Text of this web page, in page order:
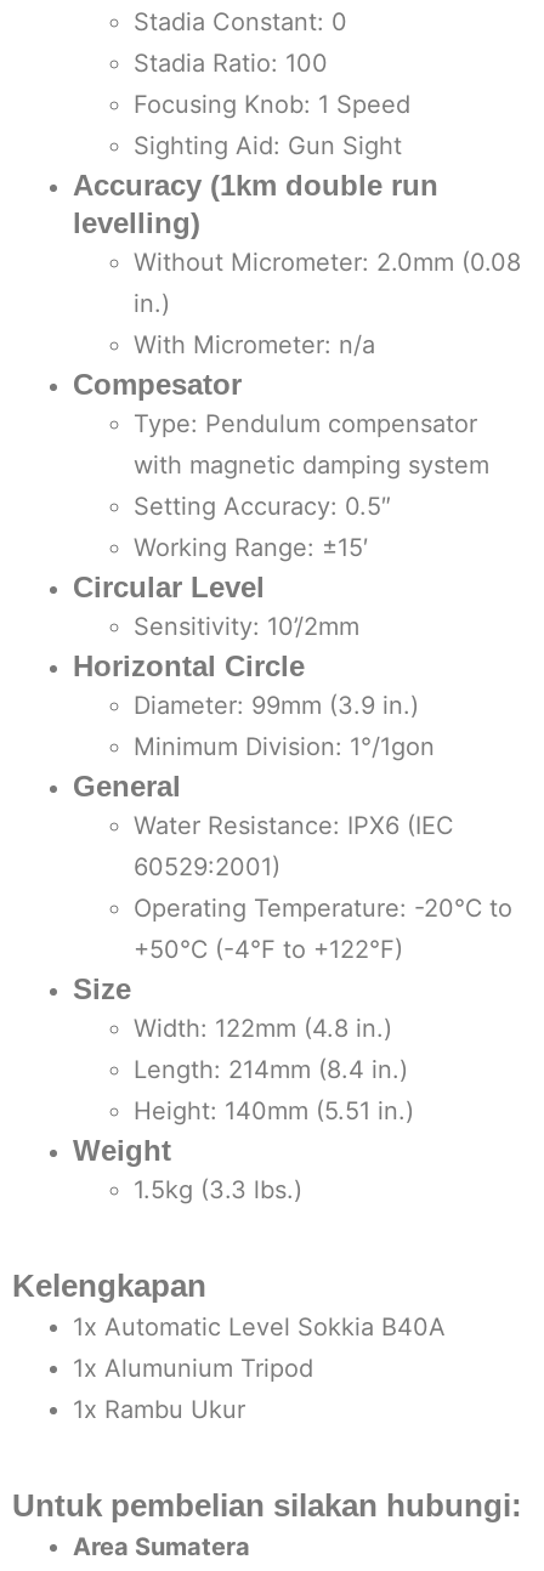
Stadia Constant: 0
Stadia Ratio: 100
Focusing Knob: 1 Speed
Sighting Aid: Gun Sight
Accuracy (1km double run
levelling)
Without Micrometer: 2.0mm (0.08
in.)
With Micrometer: n/a
Compesator
Type: Pendulum compensator
with magnetic damping system
Setting Accuracy: 0.5″
Working Range: ±15′
Circular Level
Sensitivity: 10’/2mm
Horizontal Circle
Diameter: 99mm (3.9 in.)
Minimum Division: 1°/1gon
General
Water Resistance: IPX6 (IEC
60529:2001)
Operating Temperature: -20℃ to
+50℃ (-4°F to +122°F)
Size
Width: 122mm (4.8 in.)
Length: 214mm (8.4 in.)
Height: 140mm (5.51 in.)
Weight
1.5kg (3.3 lbs.)
Kelengkapan
1x Automatic Level Sokkia B40A
1x Alumunium Tripod
1x Rambu Ukur
Untuk pembelian silakan hubungi:
Area Sumatera